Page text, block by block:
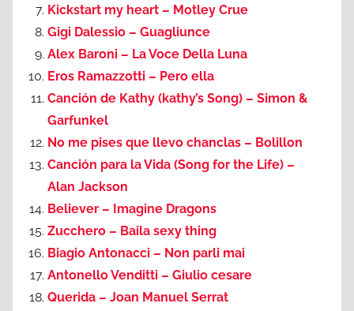
Kickstart my heart – Motley Crue
Gigi Dalessio – Guagliunce
Alex Baroni – La Voce Della Luna
Eros Ramazzotti – Pero ella
Canción de Kathy (kathy’s Song) – Simon &
Garfunkel
No me pises que llevo chanclas – Bolillon
Canción para la Vida (Song for the Life) –
Alan Jackson
Believer – Imagine Dragons
Zucchero – Baila sexy thing
Biagio Antonacci – Non parli mai
Antonello Venditti – Giulio cesare
Querida – Joan Manuel Serrat